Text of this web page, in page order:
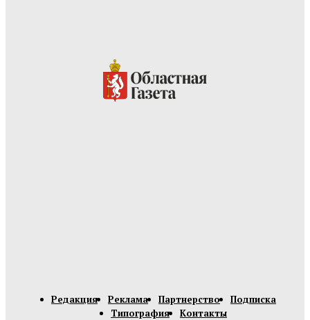
Редакция Реклама Партнерство
Подписка
Типография
Контакты